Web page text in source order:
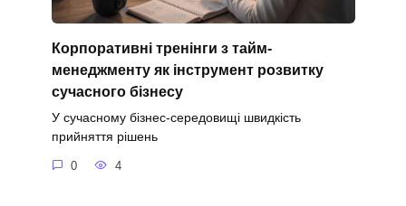
Корпоративні тренінги з тайм-
менеджменту як інструмент розвитку
сучасного бізнесу
У сучасному бізнес-середовищі швидкість
прийняття рішень
0 4